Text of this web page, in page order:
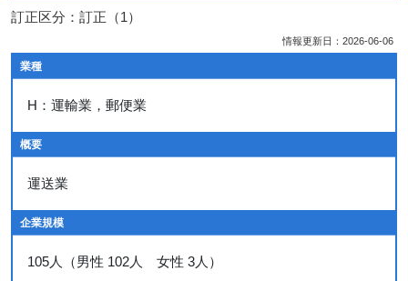
訂正区分：訂正（1）
情報更新日：2026-06-06
業種
H：運輸業，郵便業
概要
運送業
企業規模
105人（男性 102人 女性 3人）